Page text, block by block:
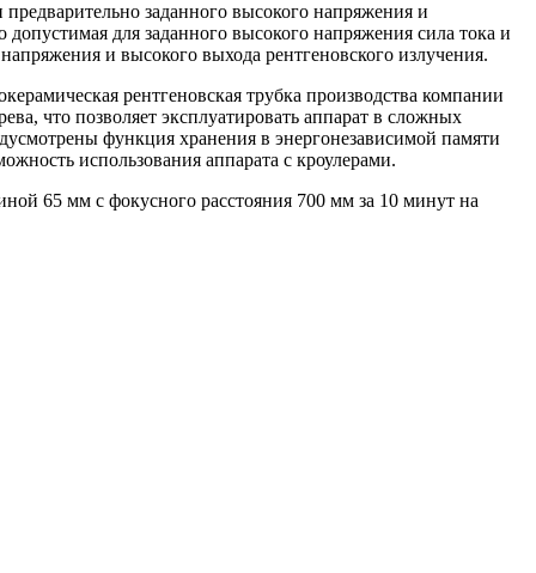
заданного высокого напряжения и
для заданного высокого напряжения сила тока и
и высокого выхода рентгеновского излучения.
рентгеновская трубка производства компании
что позволяет эксплуатировать аппарат в сложных
функция хранения в энергонезависимой памяти
использования аппарата с кроулерами.
65 мм с фокусного расстояния 700 мм за 10 минут на